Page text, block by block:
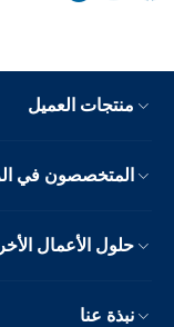
منتجات العميل
المتخصصون في
حلول الأعمال
نبذة عنا